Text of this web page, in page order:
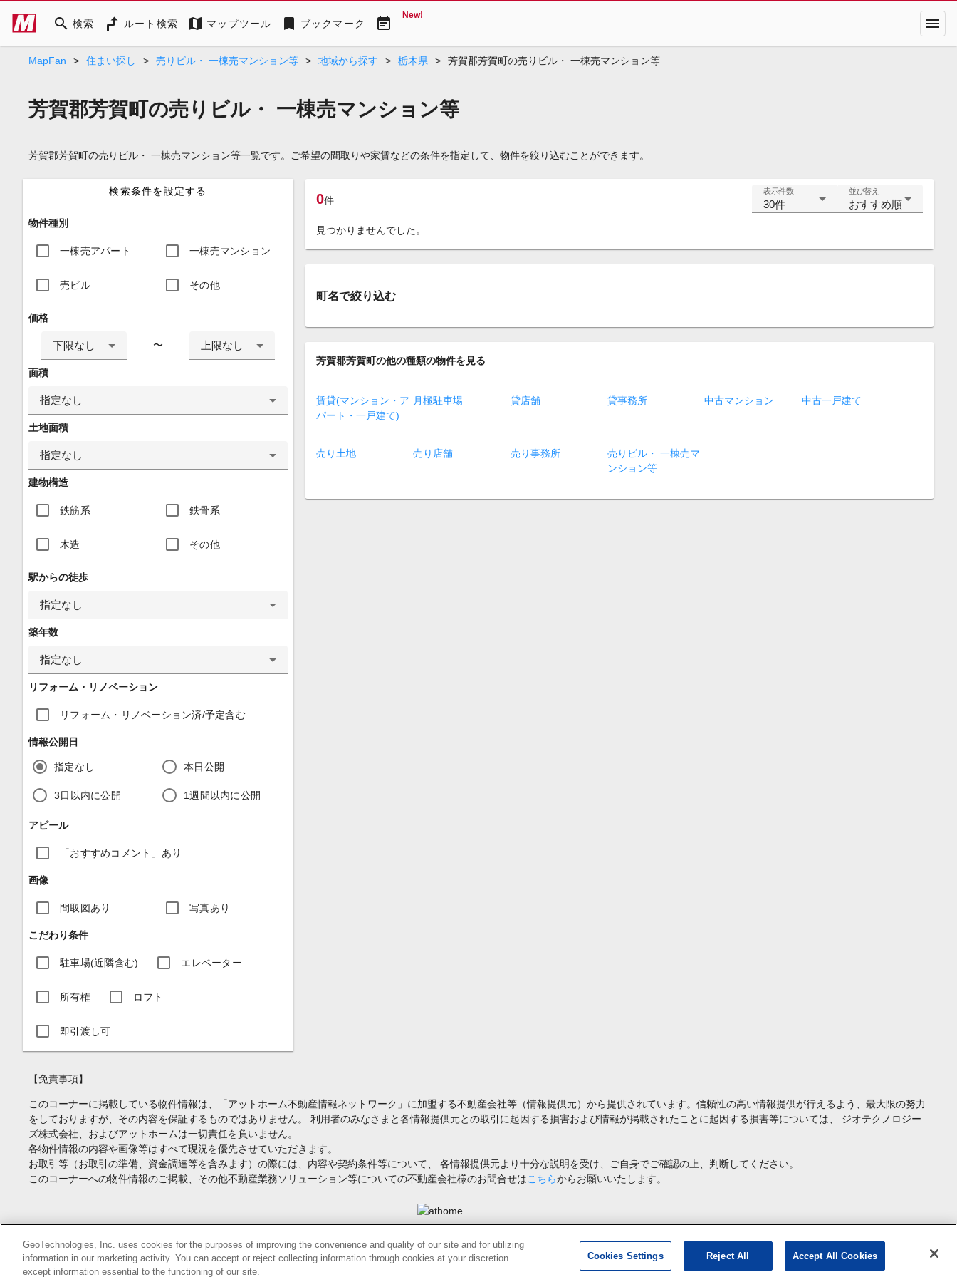
search 検索 ルート検索 map マップツール bookmark ブックマーク event_note New! menu
MapFan > 住まい探し > 売りビル・ 一棟売マンション等 > 地域から探す > 栃木県 > 芳賀郡芳賀町の売りビル・ 一棟売マンション等
芳賀郡芳賀町の売りビル・ 一棟売マンション等
芳賀郡芳賀町の売りビル・ 一棟売マンション等一覧です。ご希望の間取りや家賃などの条件を指定して、物件を絞り込むことができます。
検索条件を設定する
物件種別
一棟売アパート 一棟売マンション
売ビル その他
価格
下限なし 〜 上限なし
面積
指定なし
土地面積
指定なし
建物構造
鉄筋系 鉄骨系
木造 その他
駅からの徒歩
指定なし
築年数
指定なし
リフォーム・リノベーション
リフォーム・リノベーション済/予定含む
情報公開日
指定なし 本日公開
3日以内に公開 1週間以内に公開
アピール
「おすすめコメント」あり
画像
間取図あり 写真あり
こだわり条件
駐車場(近隣含む) エレベーター
所有権 ロフト
即引渡し可
0件
表示件数
30件
並び替え
おすすめ順
見つかりませんでした。
町名で絞り込む
芳賀郡芳賀町の他の種類の物件を見る
賃貸(マンション・ア
パート・一戸建て)
月極駐車場 貸店舗 貸事務所 中古マンション 中古一戸建て
売り土地 売り店舗 売り事務所
売りビル・ 一棟売マ
ンション等
【免責事項】
このコーナーに掲載している物件情報は、「アットホーム不動産情報ネットワーク」に加盟する不動産会社等（情報提供元）から提供されています。信頼性の高い情報提供が行えるよう、最大限の努力
をしておりますが、その内容を保証するものではありません。 利用者のみなさまと各情報提供元との取引に起因する損害および情報が掲載されたことに起因する損害等については、 ジオテクノロジー
ズ株式会社、およびアットホームは一切責任を負いません。
各物件情報の内容や画像等はすべて現況を優先させていただきます。
お取引等（お取引の準備、資金調達等を含みます）の際には、内容や契約条件等について、 各情報提供元より十分な説明を受け、ご自身でご確認の上、判断してください。
このコーナーへの物件情報のご掲載、その他不動産業務ソリューション等についての不動産会社様のお問合せはこちらからお願いいたします。
Copyright(c) At Home Co.,Ltd. このサイトに掲載している情報の無断転載を禁止します。著作権はアットホーム（株）またはその情報提供者に帰属します。
本ページはプロモーションが含まれています。 0
GeoTechnologies, Inc. uses cookies for the purposes of improving the convenience and quality of our site and for utilizing
information in our marketing activity. You can accept or reject collecting information through cookies at your discretion
except information essential to the functioning of our site.
Cookies Settings Reject All Accept All Cookies